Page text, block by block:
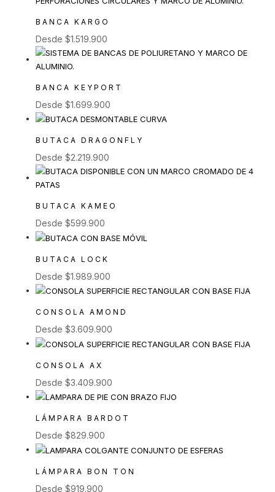
BANCA KARGO
Desde $1.519.900
BANCA KEYPORT
Desde $1.699.900
BUTACA DRAGONFLY
Desde $2.219.900
BUTACA KAMEO
Desde $599.900
BUTACA LOCK
Desde $1.989.900
CONSOLA AMOND
Desde $3.609.900
CONSOLA AX
Desde $3.409.900
LÁMPARA BARDOT
Desde $829.900
LÁMPARA BON TON
Desde $919.900